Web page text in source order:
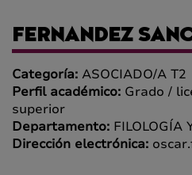
FERNANDEZ
Categoría: ASOCIADO/A T2
Perfil académico: Grado /
superior
Departamento: FILOLOGÍA
Dirección electrónica: